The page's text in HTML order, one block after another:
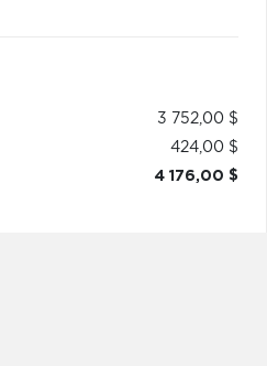
3 752,00 $
424,00 $
4 176,00 $